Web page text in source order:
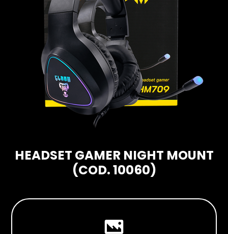
Headsets
Mousepads
Combos
Hardwares
Memórias RAM
Placas-mãe
Placas de Vídeo
HEADSET GAMER NIGHT MOUNT
(COD. 10060)